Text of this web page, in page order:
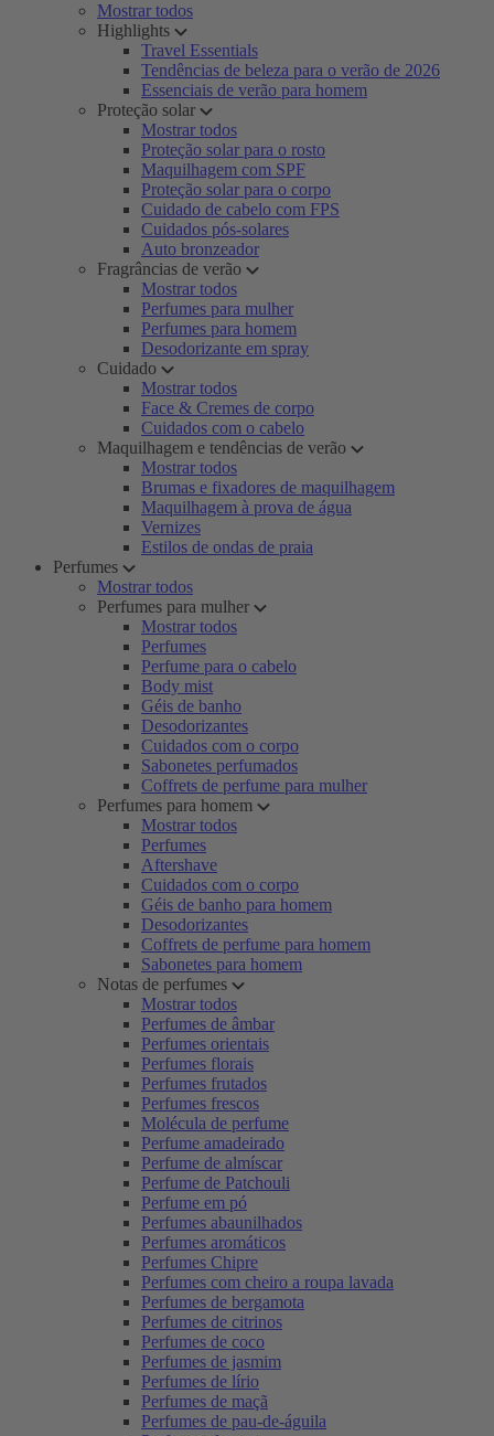
Mostrar todos
Highlights
Travel Essentials
Tendências de beleza para o verão de 2026
Essenciais de verão para homem
Proteção solar
Mostrar todos
Proteção solar para o rosto
Maquilhagem com SPF
Proteção solar para o corpo
Cuidado de cabelo com FPS
Cuidados pós-solares
Auto bronzeador
Fragrâncias de verão
Mostrar todos
Perfumes para mulher
Perfumes para homem
Desodorizante em spray
Cuidado
Mostrar todos
Face & Cremes de corpo
Cuidados com o cabelo
Maquilhagem e tendências de verão
Mostrar todos
Brumas e fixadores de maquilhagem
Maquilhagem à prova de água
Vernizes
Estilos de ondas de praia
Perfumes
Mostrar todos
Perfumes para mulher
Mostrar todos
Perfumes
Perfume para o cabelo
Body mist
Géis de banho
Desodorizantes
Cuidados com o corpo
Sabonetes perfumados
Coffrets de perfume para mulher
Perfumes para homem
Mostrar todos
Perfumes
Aftershave
Cuidados com o corpo
Géis de banho para homem
Desodorizantes
Coffrets de perfume para homem
Sabonetes para homem
Notas de perfumes
Mostrar todos
Perfumes de âmbar
Perfumes orientais
Perfumes florais
Perfumes frutados
Perfumes frescos
Molécula de perfume
Perfume amadeirado
Perfume de almíscar
Perfume de Patchouli
Perfume em pó
Perfumes abaunilhados
Perfumes aromáticos
Perfumes Chipre
Perfumes com cheiro a roupa lavada
Perfumes de bergamota
Perfumes de citrinos
Perfumes de coco
Perfumes de jasmim
Perfumes de lírio
Perfumes de maçã
Perfumes de pau-de-águila